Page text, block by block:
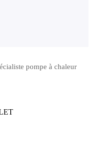
pompe à chaleur